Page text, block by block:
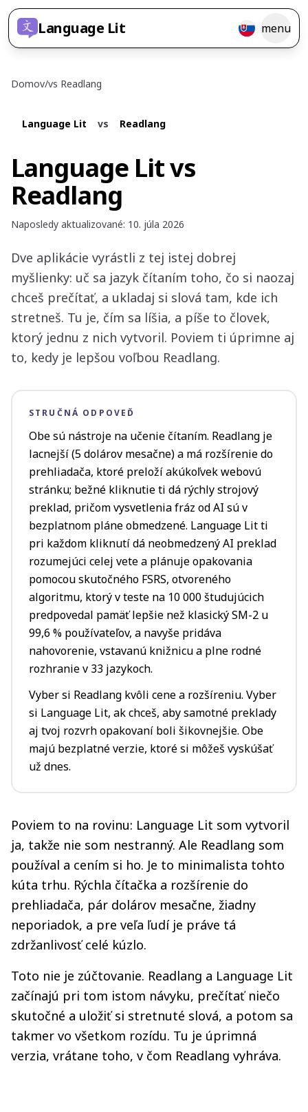
Language Lit menu
Domov/vs Readlang
Language Lit vs Readlang
Language Lit vs
Readlang
Naposledy aktualizované: 10. júla 2026
Dve aplikácie vyrástli z tej istej dobrej
myšlienky: uč sa jazyk čítaním toho, čo si naozaj
chceš prečítať, a ukladaj si slová tam, kde ich
stretneš. Tu je, čím sa líšia, a píše to človek,
ktorý jednu z nich vytvoril. Poviem ti úprimne aj
to, kedy je lepšou voľbou Readlang.
STRUČNÁ ODPOVEĎ
Obe sú nástroje na učenie čítaním. Readlang je
lacnejší (5 dolárov mesačne) a má rozšírenie do
prehliadača, ktoré preloží akúkoľvek webovú
stránku; bežné kliknutie ti dá rýchly strojový
preklad, pričom vysvetlenia fráz od AI sú v
bezplatnom pláne obmedzené. Language Lit ti
pri každom kliknutí dá neobmedzený AI preklad
rozumejúci celej vete a plánuje opakovania
pomocou skutočného FSRS, otvoreného
algoritmu, ktorý v teste na 10 000 študujúcich
predpovedal pamäť lepšie než klasický SM-2 u
99,6 % používateľov, a navyše pridáva
nahovorenie, vstavanú knižnicu a plne rodné
rozhranie v 33 jazykoch.
Vyber si Readlang kvôli cene a rozšíreniu. Vyber
si Language Lit, ak chceš, aby samotné preklady
aj tvoj rozvrh opakovaní boli šikovnejšie. Obe
majú bezplatné verzie, ktoré si môžeš vyskúšať
už dnes.
Poviem to na rovinu: Language Lit som vytvoril
ja, takže nie som nestranný. Ale Readlang som
používal a cením si ho. Je to minimalista tohto
kúta trhu. Rýchla čítačka a rozšírenie do
prehliadača, pár dolárov mesačne, žiadny
neporiadok, a pre veľa ľudí je práve tá
zdržanlivosť celé kúzlo.
Toto nie je zúčtovanie. Readlang a Language Lit
začínajú pri tom istom návyku, prečítať niečo
skutočné a uložiť si stretnuté slová, a potom sa
takmer vo všetkom rozídu. Tu je úprimná
verzia, vrátane toho, v čom Readlang vyhráva.